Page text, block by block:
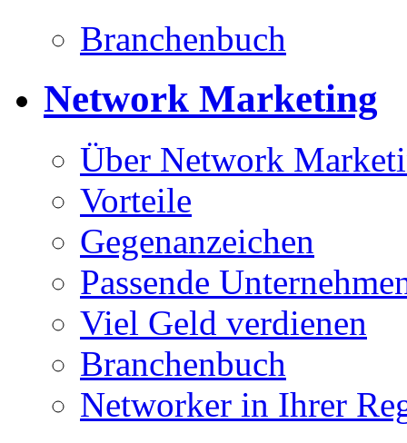
Branchenbuch
Network Marketing
Über Network
Vorteile
Gegenanzeichen
Passende
Viel Geld verdienen
Branchenbuch
Networker in Ihrer